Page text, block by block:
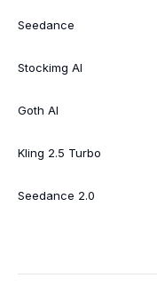
Seedance
Stockimg AI
Goth AI
Kling 2.5 Turbo
Seedance 2.0